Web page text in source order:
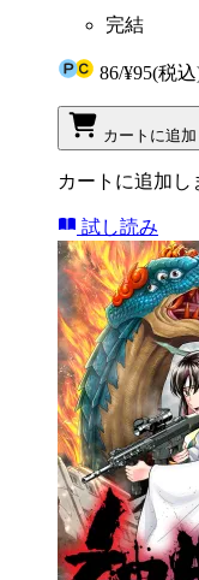
完結
86/¥95(税
カートに追加
カートに追加し
試し読み